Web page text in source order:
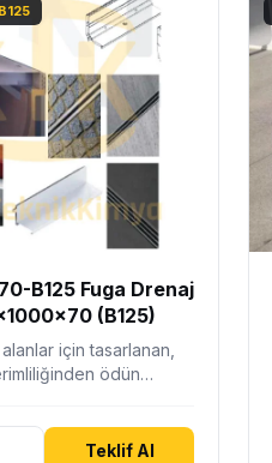
B125 Fuga Drenaj
(B125)
için tasarlanan,
ödün
Teklif Al